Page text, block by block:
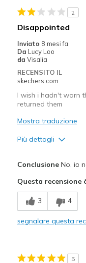
Travel
Width
View On Shoes
2
Disappointed
Inviato 8 mesi fa
Da Lucy Loo
da Visalia
RECENSITO IL
skechers.com
I wish i hadn't worn
returned them
Mostra traduzione
Più dettagli
Width
Sizing
View On Shoes
ConclusioneNo, io
Questa recensione
3 4
segnalare questa
5